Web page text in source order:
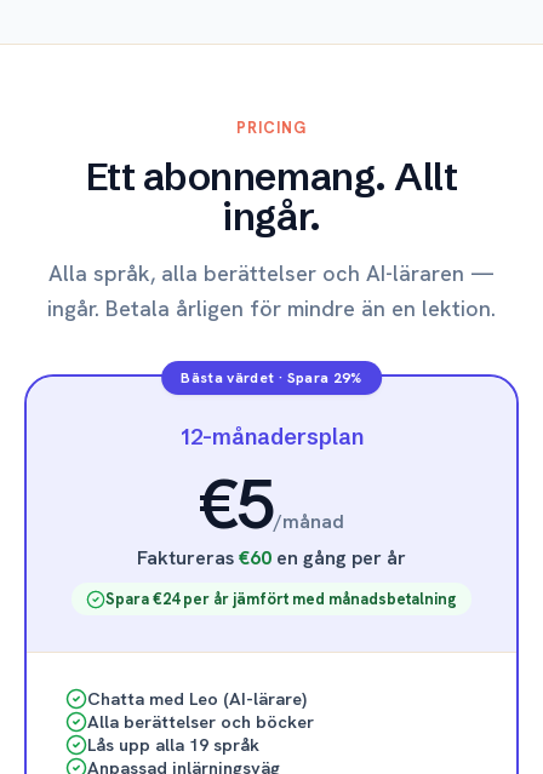
PRICING
Ett abonnemang. Allt
ingår.
Alla språk, alla berättelser och AI-läraren —
ingår. Betala årligen för mindre än en lektion.
Bästa värdet · Spara 29%
12-månadersplan
€5/månad
Faktureras€60 en gång per år
Spara €24 per år jämfört med månadsbetalning
Chatta med Leo (AI-lärare)
Alla berättelser och böcker
Lås upp alla 19 språk
Anpassad inlärningsväg